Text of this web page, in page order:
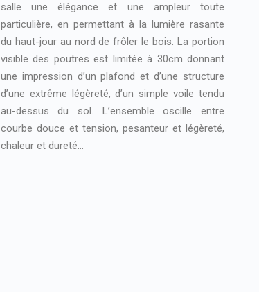
salle une élégance et une ampleur toute
particulière, en permettant à la lumière rasante
du haut-jour au nord de frôler le bois. La portion
visible des poutres est limitée à 30cm donnant
une impression d’un plafond et d’une structure
d’une extrême légèreté, d’un simple voile tendu
au-dessus du sol. L’ensemble oscille entre
courbe douce et tension, pesanteur et légèreté,
chaleur et dureté…